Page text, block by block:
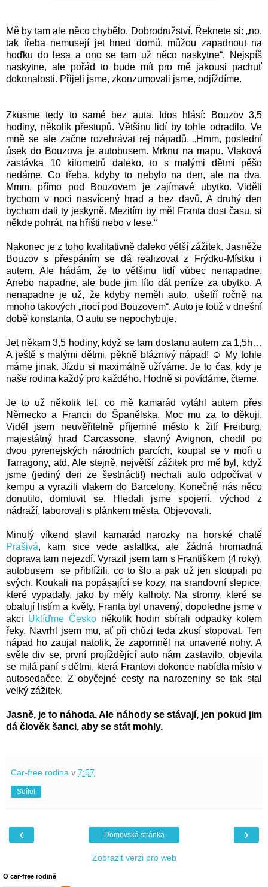
Mě by tam ale něco chybělo. Dobrodružství. Řeknete si: „no,
tak třeba nemusejí jet hned domů, můžou zapadnout na
hoďku do lesa a ono se tam už něco naskytne“. Nejspíš
naskytne, ale pořád to bude mít pro mě jakousi pachuť
dokonalosti. Přijeli jsme, zkonzumovali jsme, odjíždíme.
Zkusme tedy to samé bez auta. Idos hlásí: Bouzov 3,5
hodiny, několik přestupů. Většinu lidí by tohle odradilo. Ve
mně se ale začne rozehrávat rej nápadů. „Hmm, poslední
úsek do Bouzova je autobusem. Mrknu na mapu. Vlaková
zastávka 10 kilometrů daleko, to s malými dětmi pěšo
nedáme. Co třeba, kdyby to nebylo na den, ale na dva.
Mmm, přímo pod Bouzovem je zajímavé ubytko. Viděli
bychom v noci nasvícený hrad a bez davů. A druhý den
bychom dali ty jeskyně. Mezitím by měl Franta dost času, si
někde pohrát, na hřišti nebo v lese.“
Nakonec je z toho kvalitativně daleko větší zážitek. Jasněže
Bouzov s přespáním se dá realizovat z Frýdku-Místku i
autem. Ale hádám, že to většinu lidí vůbec nenapadne.
Anebo napadne, ale bude jim líto dát peníze za ubytko. A
nenapadne je už, že kdyby neměli auto, ušetří ročně na
mnoho takových „nocí pod Bouzovem“. Auto je totiž v dnešní
době konstanta. O autu se nepochybuje.
Jet někam 3,5 hodiny, když se tam dostanu autem za 1,5h…
A ještě s malými dětmi, pěkně bláznivý nápad! ☺ My tohle
máme jinak. Jízdu si maximálně užíváme. Je to čas, kdy je
naše rodina každý pro každého. Hodně si povídáme, čteme.
Je to už několik let, co mě kamarád vytáhl autem přes
Německo a Francii do Španělska. Moc mu za to děkuji.
Viděl jsem neuvěřitelně příjemné město k žití Freiburg,
majestátný hrad Carcassone, slavný Avignon, chodil po
dvou pyrenejských národních parcích, koupal se v moři u
Tarragony, atd. Ale stejně, největší zážitek pro mě byl, když
jsme (jediný den ze šestnácti!) nechali auto odpočívat v
kempu a vyrazili vlakem do Barcelony. Konečně nás něco
donutilo, domluvit se. Hledali jsme spojení, východ z
nádraží, laborovali s plánkem města. Objevovali.
Minulý víkend slavil kamarád narozky na horské chatě
Prašivá, kam sice vede asfaltka, ale žádná hromadná
doprava tam nejezdí. Vyrazil jsem tam s Františkem (4 roky),
autobusem se přiblížili, co to šlo a pak už jen stoupali po
svých. Koukali na popásající se kozy, na srandovní slepice,
které vypadaly, jako by měly kalhoty. Na stromy, které se
obalují listím a květy. Franta byl unavený, dopoledne jsme v
akci Uklíďme Českoněkolik hodin sbírali odpadky kolem
řeky. Navrhl jsem mu, ať při chůzi teda zkusí stopovat. Ten
nápad ho zaujal natolik, že zapomněl na unavené nohy. A
světe div se, první projíždějící auto nám zastavilo, objevila
se milá paní s dětmi, která Frantovi dokonce nabídla místo v
autosedačce. Z obyčejné cesty na narozeniny se tak stal
velký zážitek.
Jasně, je to náhoda. Ale náhody se stávají, jen pokud jim
dá člověk šanci, aby se stát mohly.
Car-free rodina v 7:57
Sdílet
‹ ›
Domovská stránka
Zobrazit verzi pro web
O car-free rodině